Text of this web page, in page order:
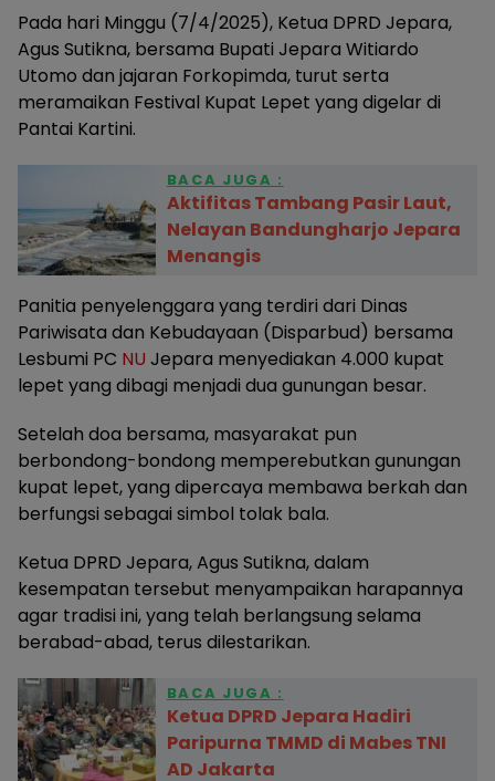
Pada hari Minggu (7/4/2025), Ketua DPRD Jepara,
Agus Sutikna, bersama Bupati Jepara Witiardo
Utomo dan jajaran Forkopimda, turut serta
meramaikan Festival Kupat Lepet yang digelar di
Pantai Kartini.
BACA JUGA :
Aktifitas Tambang Pasir Laut,
Nelayan Bandungharjo Jepara
Menangis
Panitia penyelenggara yang terdiri dari Dinas
Pariwisata dan Kebudayaan (Disparbud) bersama
Lesbumi PC NU Jepara menyediakan 4.000 kupat
lepet yang dibagi menjadi dua gunungan besar.
Setelah doa bersama, masyarakat pun
berbondong-bondong memperebutkan gunungan
kupat lepet, yang dipercaya membawa berkah dan
berfungsi sebagai simbol tolak bala.
Ketua DPRD Jepara, Agus Sutikna, dalam
kesempatan tersebut menyampaikan harapannya
agar tradisi ini, yang telah berlangsung selama
berabad-abad, terus dilestarikan.
BACA JUGA :
Ketua DPRD Jepara Hadiri
Paripurna TMMD di Mabes TNI
AD Jakarta